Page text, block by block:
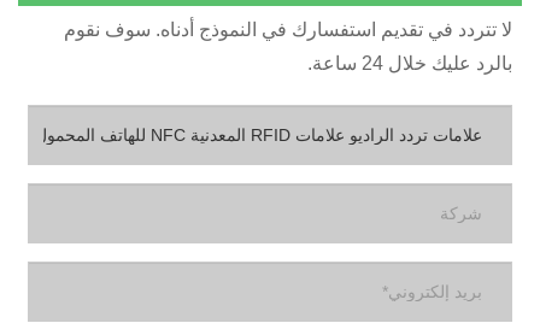
تتردد في تقديم استفسارك في النموذج أدناه. سوف نقوم
عليك خلال 24 ساعة.